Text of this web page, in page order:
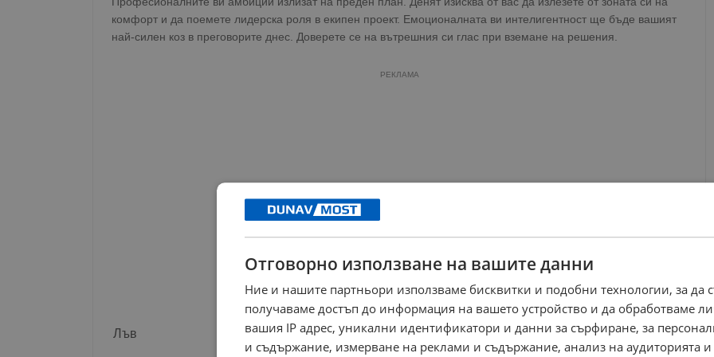
комфорт и да поемете лидерска роля в екипен проект. Емоционалната ви интелигентност ще бъде вашият
най-силен коз в преговорите днес. Доверете се на вътрешния си глас при вземане на решения.
РЕКЛАМА
Лъв
Отговорно използване на вашите данни
Ние и нашите партньори използваме бисквитки и подобни технологии, за да
получаваме достъп до информация на вашето устройство и да обработваме
вашия IP адрес, уникални идентификатори и данни за сърфиране, за
и съдържание, измерване на реклами и съдържание, анализ на аудиторията